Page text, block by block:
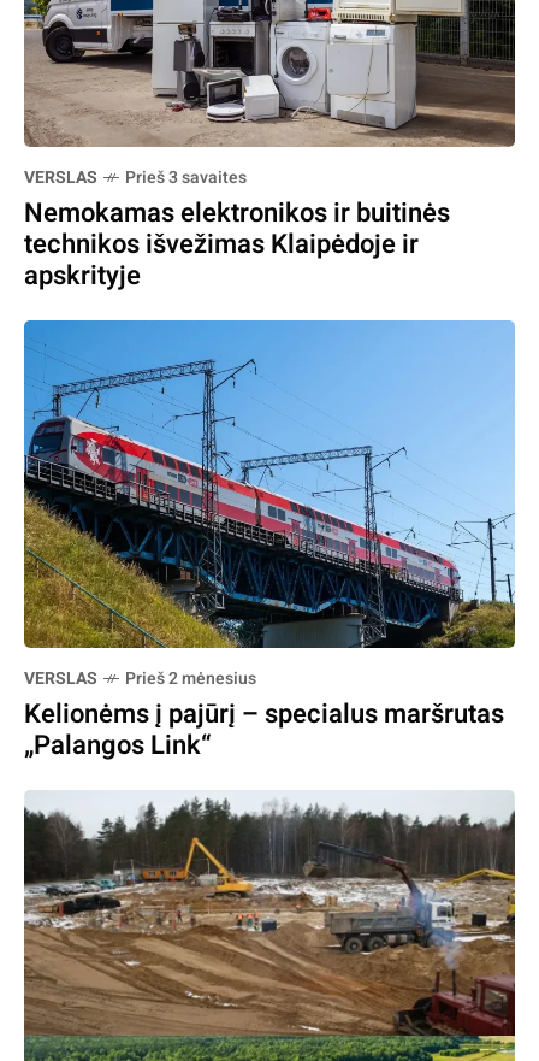
VERSLAS Prieš 3 savaites
Nemokamas elektronikos ir buitinės
technikos išvežimas Klaipėdoje ir
apskrityje
VERSLAS Prieš 2 mėnesius
Kelionėms į pajūrį – specialus maršrutas
„Palangos Link“